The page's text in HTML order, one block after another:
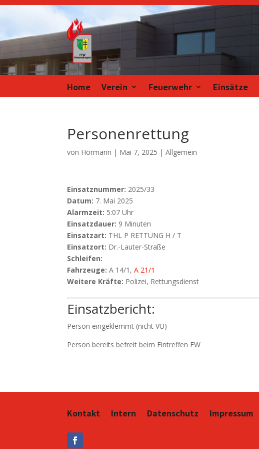
Home Verein Feuerwehr Einsätze
Personenrettung
von Hörmann | Mai 7, 2025 | Allgemein
Einsatznummer: 2025/33
Datum: 7. Mai 2025
Alarmzeit: 5:07 Uhr
Einsatzdauer: 9 Minuten
Einsatzart: THL P RETTUNG H / T
Einsatzort: Dr.-Lauter-Straße
Schleifen:
Fahrzeuge: A 14/1,A 21/1
Weitere Kräfte: Polizei, Rettungsdienst
Einsatzbericht:
Person eingeklemmt (nicht VU)
Person bereits befreit beim Eintreffen FW
Kontakt Intern Datenschutz Impressum